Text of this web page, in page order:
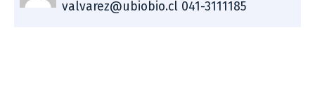
valvarez@ubiobio.cl 041-3111185